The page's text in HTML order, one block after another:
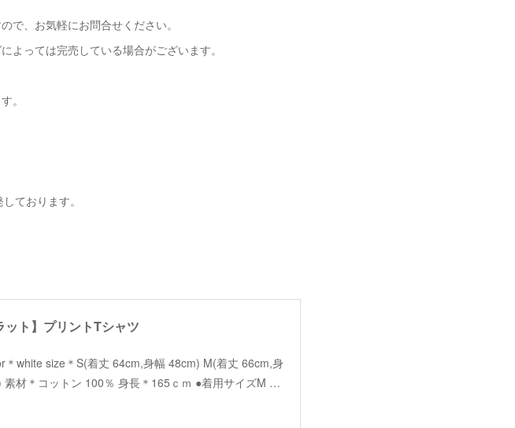
で、お気軽にお問合せください。
よっては完売している場合がございます。
。
ております。
ト】プリントTシャツ
white size＊S(着丈 64cm,身幅 48cm) M(着丈 66cm,身
材＊コットン 100％ 身長＊165ｃｍ ●着用サイズM …